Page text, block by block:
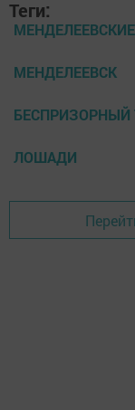
Теги:
МЕНДЕЛЕЕВСК
БЕСПРИЗОРНЫЙ
ЛОШАДИ